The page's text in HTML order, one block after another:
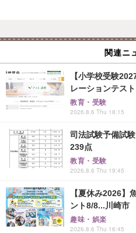
関連ニ
【小学校受験
レーションテス
教育・受験
2026.8.6 Thu 18:15
司法試験予備試
239点
教育・受験
2026.8.6 Thu 19:45
【夏休み2026】
ント8/8...川崎市
趣味・娯楽
2026.8.6 Thu 16:45